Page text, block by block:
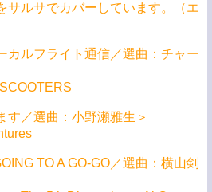
サルサでカバーしています。（エ
カルフライト通信／選曲：チャー
SCOOTERS
す／選曲：小野瀬雅生＞
TO A GO-GO／選曲：横山剣